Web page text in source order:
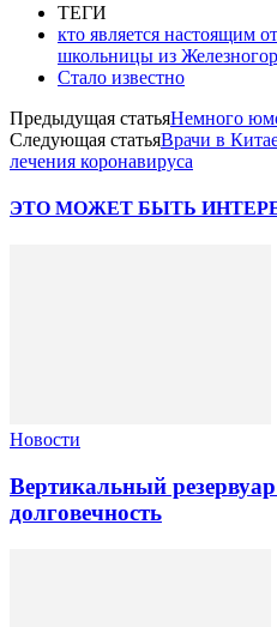
ТЕГИ
кто является настоящим
школьницы из
Стало известно
Предыдущая статьяНемного
Следующая статьяВрачи в
лечения коронавируса
ЭТО МОЖЕТ БЫТЬ
Новости
Вертикальный
долговечность